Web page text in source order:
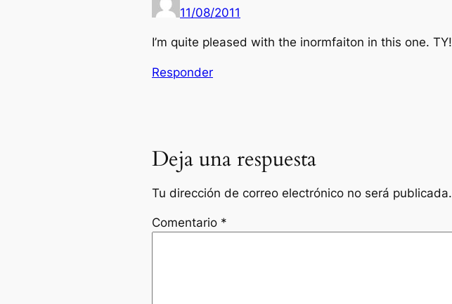
11/08/2011
I’m quite pleased with the inormfaiton in this one. TY!
Responder
Deja una respuesta
Tu dirección de correo electrónico no será publicada.
Comentario *